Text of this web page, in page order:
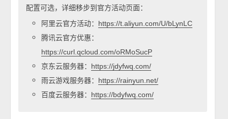
配置可选，详细移步到官方活动页面：
阿里云官方活动：
https://t.aliyun.com/U/bLynLC
腾讯云官方优惠：
https://curl.qcloud.com/oRMoSucP
京东云服务器： https://jdyfwq.com/
雨云游戏服务器： https://rainyun.net/
百度云服务器： https://bdyfwq.com/